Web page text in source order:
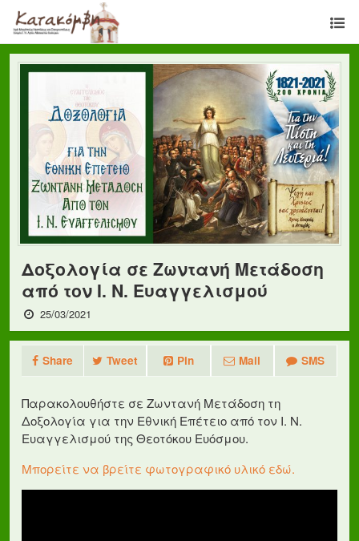
Δοξολογία σε Ζωντανή Μετάδοση
από τον Ι. Ν. Ευαγγελισμού
25/03/2021
Share Tweet Pin Mail SMS
Παρακολουθήστε σε Ζωντανή Μετάδοση τη
Δοξολογία για την Εθνική Επέτειο από τον Ι. Ν.
Ευαγγελισμού της Θεοτόκου Ευόσμου.
Μπορείτε να βρείτε φωτογραφικό υλικό εδώ.